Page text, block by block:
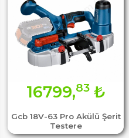
Gcb 18V-63 Pro Akülü Şerit
Testere
16799,83₺